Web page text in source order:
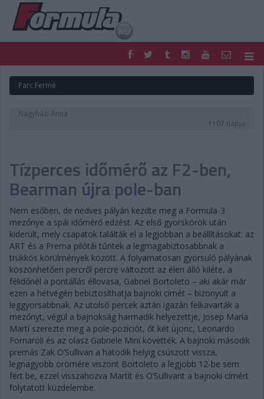
FORMULA
MOTOR
NEMZETKÖZI
DIGITÁLIS MAGAZIN
PONTÁLLÁSOK
VERSENYNAPTÁRAK
Parc Fermé
Nagyházi Anna
1107 napja
Tízperces időmérő az F2-ben,
Bearman újra pole-ban
Nem esőben, de nedves pályán kezdte meg a Formula-3
mezőnye a spái időmérő edzést. Az első gyorskörök után
kiderült, mely csapatok találták el a legjobban a beállításokat: az
ART és a Prema pilótái tűntek a legmagabiztosabbnak a
trükkös körülmények között. A folyamatosan gyorsuló pályának
köszönhetően percről percre változott az élen álló kiléte, a
félidőnél a pontállás éllovasa, Gabriel Bortoleto – aki akár már
ezen a hétvégén bebiztosíthatja bajnoki címét – bizonyult a
leggyorsabbnak. Az utolsó percek aztán igazán felkavarták a
mezőnyt, végül a bajnokság harmadik helyezettje, Josep María
Martí szerezte meg a pole-pozíciót, őt két újonc, Leonardo
Fornaroli és az olasz Gabriele Mini követték. A bajnoki második
premás Zak O’Sullivan a hatodik helyig csúszott vissza,
legnagyobb örömére viszont Bortoleto a legjobb 12-be sem
fért be, ezzel visszahozva Martít és O’Sullivant a bajnoki címért
folytatott küzdelembe.